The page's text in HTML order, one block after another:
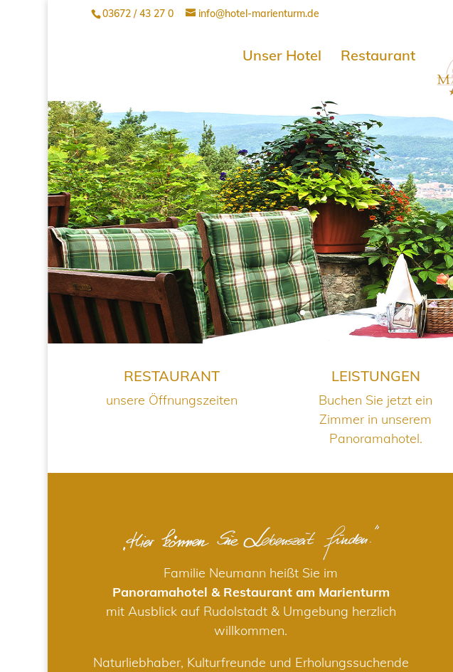
03672 / 43 27 0 info@hotel-marienturm.de
Unser Hotel Restaurant
RESTAURANT
unsere Öffnungszeiten
LEISTUNGEN
Buchen Sie jetzt ein
Zimmer in unserem
Panoramahotel.
Familie Neumann heißt Sie im
Panoramahotel & Restaurant am Marienturm
mit Ausblick auf Rudolstadt & Umgebung herzlich
willkommen.
Naturliebhaber, Kulturfreunde und Erholungssuchende